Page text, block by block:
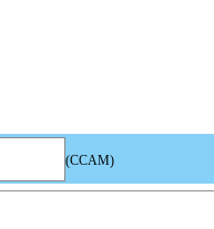
(CCAM)